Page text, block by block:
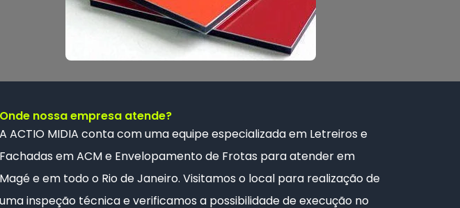
Onde nossa empresa atende?
A ACTIO MIDIA conta com umaequipe especializadaem Letreiros e
Fachadas em ACM e Envelopamento de Frotas para atender em
Magé e em todo o Rio de Janeiro. Visitamos o local para realização de
uma inspeção técnica e verificamos a possibilidade de execução no